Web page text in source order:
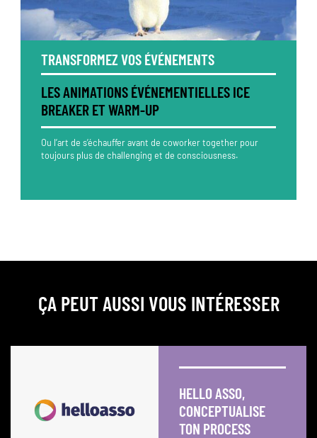
TRANSFORMEZ VOS ÉVÉNEMENTS
LES ANIMATIONS ÉVÉNEMENTIELLES ICE
BREAKER ET WARM-UP
Ou l’art de s’échauffer avant de coworker together pour
toujours plus de challenging et de consciousness.
ÇA PEUT AUSSI VOUS INTÉRESSER
HELLO ASSO,
CONCEPTUALISE
TON PROCESS